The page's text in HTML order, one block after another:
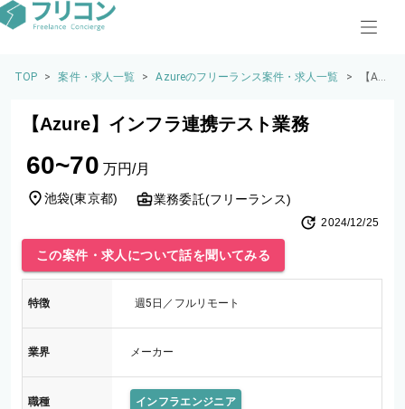
TOP > 案件・求人一覧 > Azureのフリーランス案件・求人一覧 >
【Az
【Azure】インフラ連携テスト業務
60~70 万円/月
池袋(東京都) 業務委託(フリーランス)
2024/12/25
この案件・求人について話を聞いてみる
特徴 週5日／フルリモート
業界 メーカー
職種 インフラエンジニア